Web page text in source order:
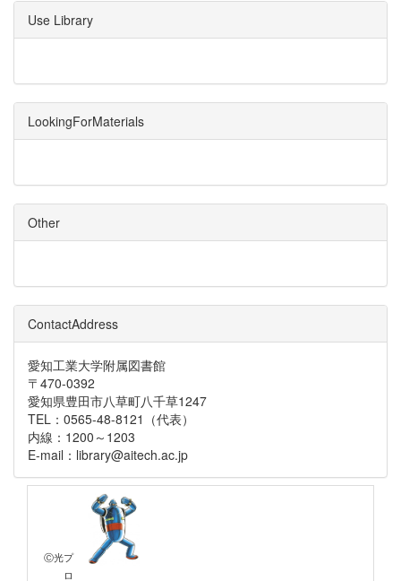
Use Library
LookingForMaterials
Other
ContactAddress
愛知工業大学附属図書館
〒470-0392
愛知県豊田市八草町八千草1247
TEL：0565-48-8121（代表）
内線：1200～1203
E-mail：library@aitech.ac.jp
Ⓒ光プ
ロ